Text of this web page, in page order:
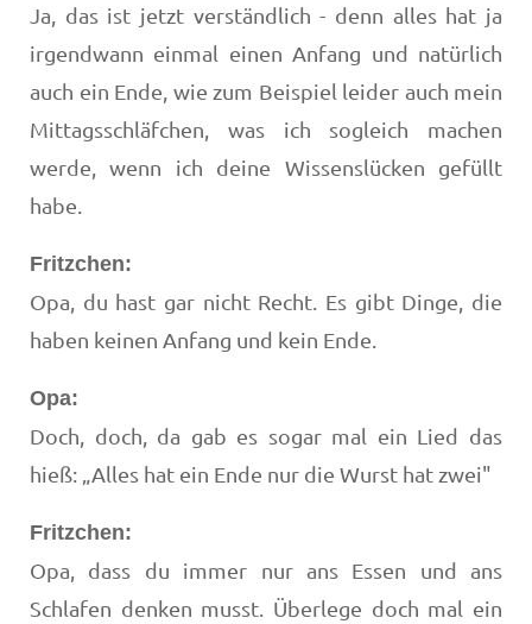
Ja, das ist jetzt verständlich - denn alles hat ja
irgendwann einmal einen Anfang und natürlich
auch ein Ende, wie zum Beispiel leider auch mein
Mittagsschläfchen, was ich sogleich machen
werde, wenn ich deine Wissenslücken gefüllt
habe.
Fritzchen:
Opa, du hast gar nicht Recht. Es gibt Dinge, die
haben keinen Anfang und kein Ende.
Opa:
Doch, doch, da gab es sogar mal ein Lied das
hieß: „Alles hat ein Ende nur die Wurst hat zwei"
Fritzchen:
Opa, dass du immer nur ans Essen und ans
Schlafen denken musst. Überlege doch mal ein